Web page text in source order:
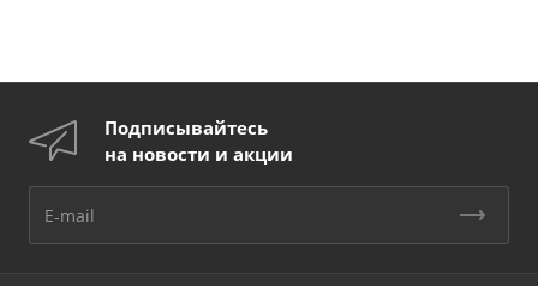
Подписывайтесь
на новости и акции